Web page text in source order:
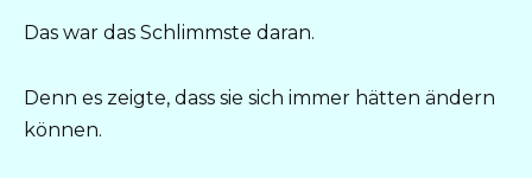
Das war das Schlimmste daran.
Denn es zeigte, dass sie sich immer hätten ändern
können.